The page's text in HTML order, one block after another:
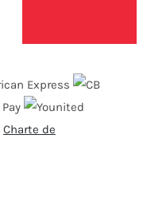
Charte de